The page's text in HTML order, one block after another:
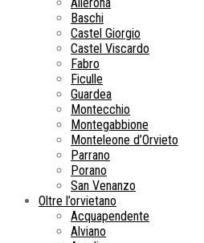
Baschi
Castel Giorgio
Castel Viscardo
Fabro
Ficulle
Guardea
Montecchio
Montegabbione
Monteleone d’Orvieto
Parrano
Porano
San Venanzo
Oltre l’orvietano
Acquapendente
Alviano